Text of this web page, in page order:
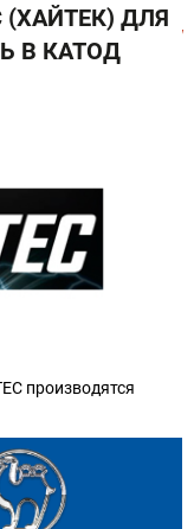
(ХАЙТЕК) ДЛЯ
В КАТОД
производятся